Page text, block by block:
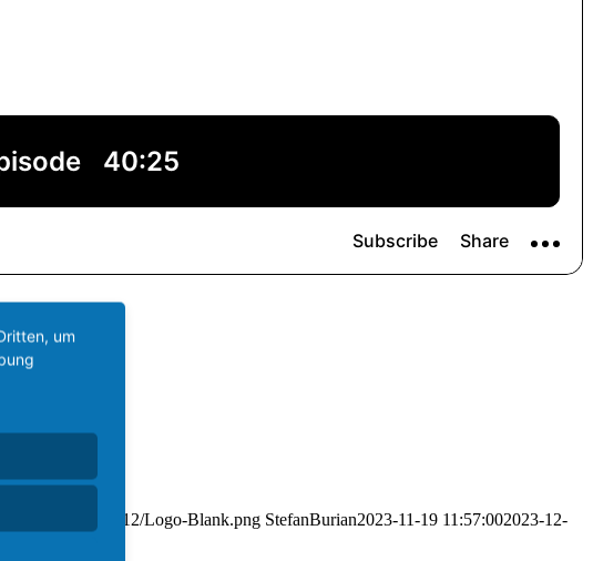
uploads/2021/12/Logo-Blank.png StefanBurian2023-11-19 11:57:002023-12-
um